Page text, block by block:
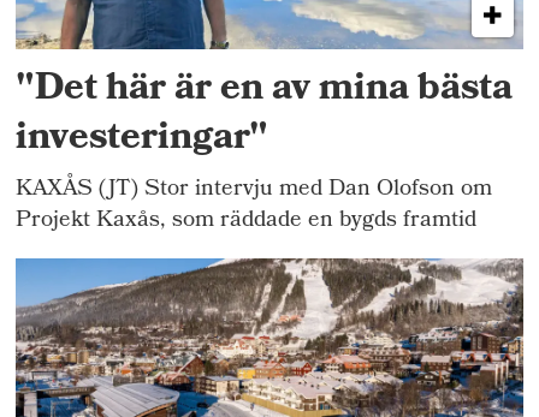
"Det här är en av mina bästa
investeringar"
KAXÅS (JT) Stor intervju med Dan Olofson om
Projekt Kaxås, som räddade en bygds framtid